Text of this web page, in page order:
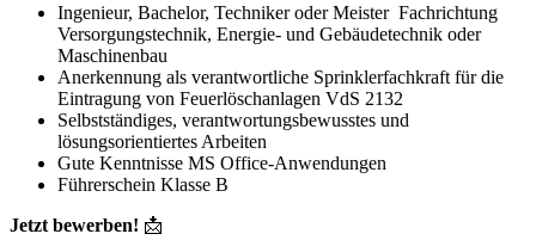
Ingenieur, Bachelor, Techniker oder Meister Fachrichtung
Versorgungstechnik, Energie- und Gebäudetechnik oder
Maschinenbau
Anerkennung als verantwortliche Sprinklerfachkraft für die
Eintragung von Feuerlöschanlagen VdS 2132
Selbstständiges, verantwortungsbewusstes und
lösungsorientiertes Arbeiten
Gute Kenntnisse MS Office-Anwendungen
Führerschein Klasse B
Jetzt bewerben! 📩